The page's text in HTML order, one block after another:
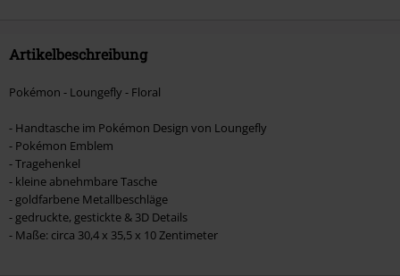
Artikelbeschreibung
Pokémon - Loungefly - Floral
- Handtasche im Pokémon Design von Loungefly
- Pokémon Emblem
- Tragehenkel
- kleine abnehmbare Tasche
- goldfarbene Metallbeschläge
- gedruckte, gestickte & 3D Details
- Maße: circa 30,4 x 35,5 x 10 Zentimeter